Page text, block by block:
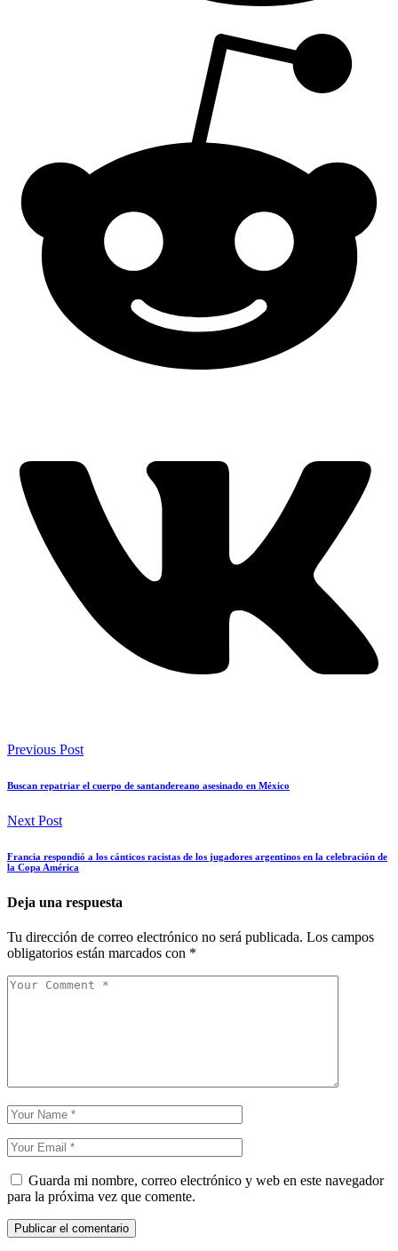
Previous Post
Buscan repatriar el cuerpo de santandereano asesinado en México
Next Post
Francia respondió a los cánticos racistas de los jugadores argentinos en la celebración de
la Copa América
Deja una respuesta
Tu dirección de correo electrónico no será publicada. Los campos
obligatorios están marcados con *
Guarda mi nombre, correo electrónico y web en este navegador
para la próxima vez que comente.